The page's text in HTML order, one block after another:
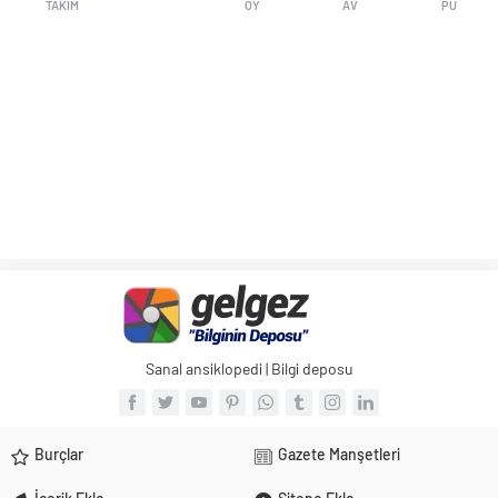
TAKIM OY AV PU
Sanal ansiklopedi | Bilgi deposu
Burçlar Gazete Manşetleri